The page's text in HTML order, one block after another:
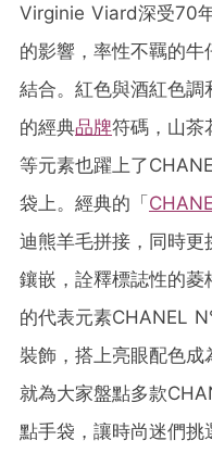
Virginie Viard深受70
的影響，率性不羈的牛
結合。紅色與酒紅色
的經典品牌符碼，山茶
等元素也躍上了
袋上。經典的「
迪熊羊毛拼接，同時更
鑲嵌，詮釋標誌性的
的代表元素CHANEL
裝飾，搭上亮眼配色成
就為大家盤點多款
點手袋，讓時尚迷們挑